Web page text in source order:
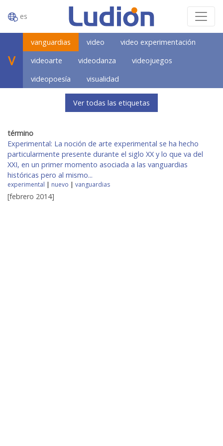
es
V
vanguardias video
video experimentación
videoarte
videodanza
videojuegos
videopoesía
visualidad
Ver todas las etiquetas
término
Experimental: La noción de arte experimental se ha hecho
particularmente presente durante el siglo XX y lo que va del
XXI, en un primer momento asociada a las vanguardias
históricas pero al mismo...
experimental | nuevo | vanguardias
[febrero 2014]